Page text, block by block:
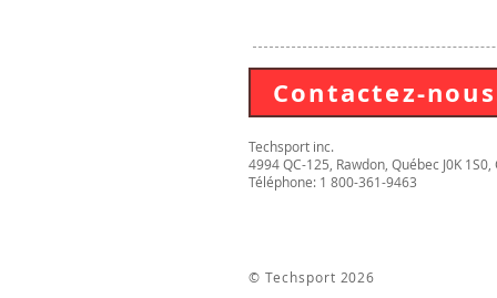
Contactez-
Techsport inc.
4994 QC-125, Rawdon, Québec J0K 1S0,
Téléphone: 1 800-361-9463
© Techsport 2026